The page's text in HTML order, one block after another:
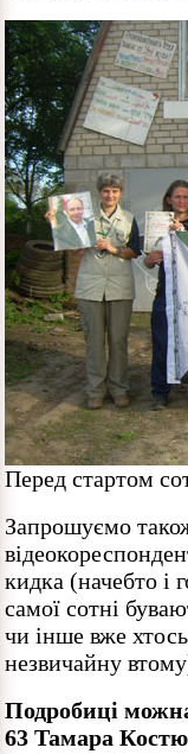
Перед стартом
Запрошуємо
кидка (начебто і
самої сотні
чи інше вже
незвичайну
Подробиці
63 Тамара